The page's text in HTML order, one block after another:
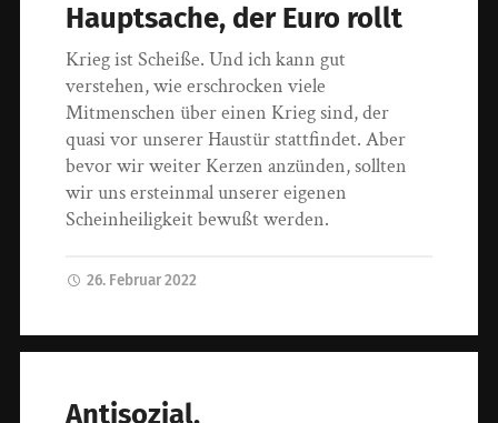
Hauptsache, der Euro rollt
Krieg ist Scheiße. Und ich kann gut
verstehen, wie erschrocken viele
Mitmenschen über einen Krieg sind, der
quasi vor unserer Haustür stattfindet. Aber
bevor wir weiter Kerzen anzünden, sollten
wir uns ersteinmal unserer eigenen
Scheinheiligkeit bewußt werden.
26. Februar 2022
Antisozial,